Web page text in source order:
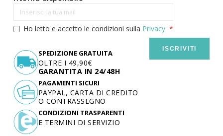
Ho letto e accetto le condizioni sulla Privacy
ISCRIVITI
SPEDIZIONE GRATUITA
OLTRE I 49,90€
GARANTITA IN 24/48H
PAGAMENTI SICURI
PAYPAL, CARTA DI CREDITO
O CONTRASSEGNO
CONDIZIONI TRASPARENTI
E TERMINI DI SERVIZIO